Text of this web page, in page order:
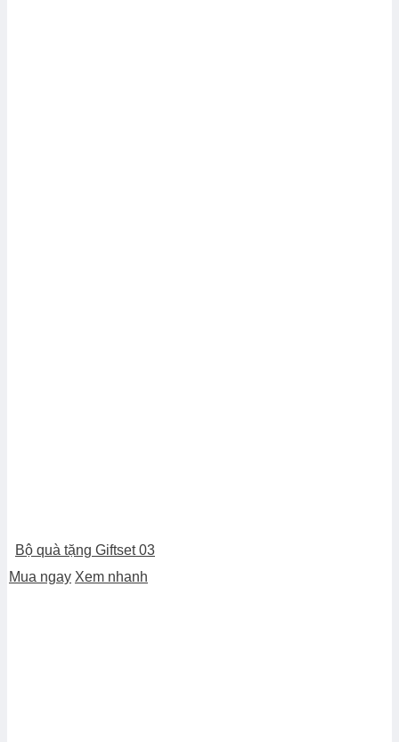
Bộ quà tặng Giftset 03
Mua ngay Xem nhanh